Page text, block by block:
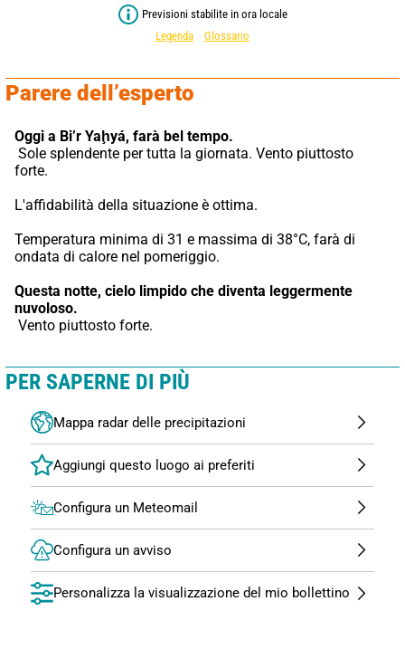
Previsioni stabilite in ora locale
Legenda
Glossario
Parere dell’esperto
Oggi a Bi’r Yaḩyá, farà bel tempo.
forte.
L'affidabilità della situazione è ottima.
Temperatura minima di 31 e massima di 38°C, farà di
ondata di calore nel pomeriggio.
Questa notte, cielo limpido che diventa leggermente
nuvoloso.
Vento piuttosto forte.
PER SAPERNE DI PIÙ
Mappa radar delle precipitazioni
Configura un Meteomail
Configura un avviso
Personalizza la visualizzazione del mio bollettino